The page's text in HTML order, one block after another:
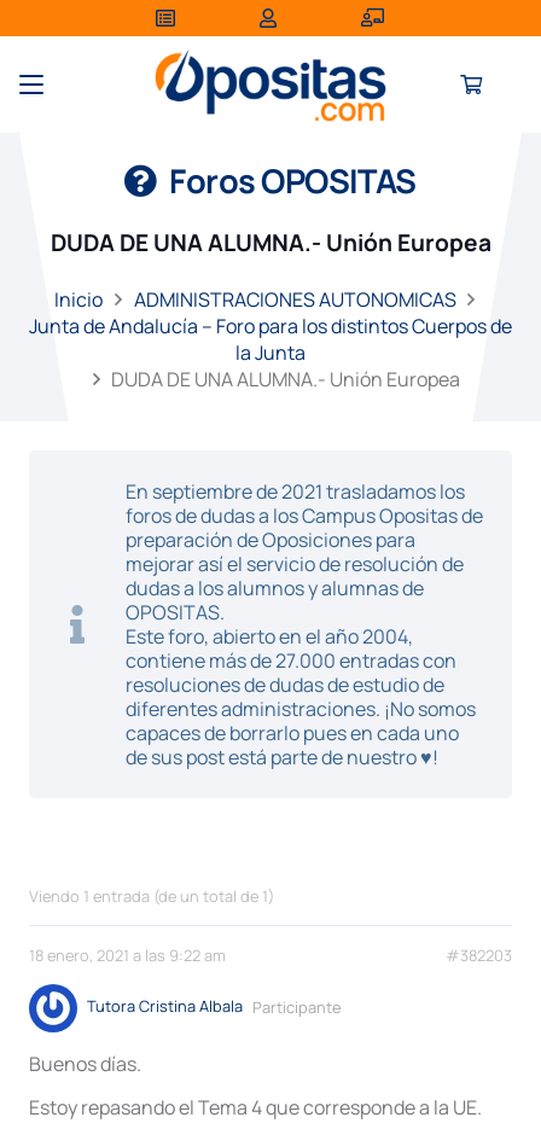
Foros OPOSITAS
DUDA DE UNA ALUMNA.- Unión Europea
Inicio
ADMINISTRACIONES AUTONOMICAS
Junta de Andalucía – Foro para los distintos Cuerpos de
la Junta
DUDA DE UNA ALUMNA.- Unión Europea
En septiembre de 2021 trasladamos los
foros de dudas a los Campus Opositas de
preparación de Oposiciones para
mejorar así el servicio de resolución de
dudas a los alumnos y alumnas de
OPOSITAS.
Este foro, abierto en el año 2004,
contiene más de 27.000 entradas con
resoluciones de dudas de estudio de
diferentes administraciones. ¡No somos
capaces de borrarlo pues en cada uno
de sus post está parte de nuestro ♥!
Viendo 1 entrada (de un total de 1)
18 enero, 2021 a las 9:22 am #382203
Tutora Cristina Albala Participante
Buenos días.
Estoy repasando el Tema 4 que corresponde a la UE.